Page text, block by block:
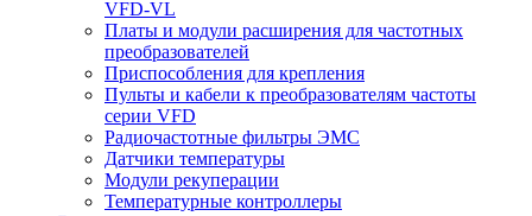
VFD-VL
Платы и модули расширения для частотных
преобразователей
Приспособления для крепления
Пульты и кабели к преобразователям частоты
серии VFD
Радиочастотные фильтры ЭМС
Датчики температуры
Модули рекуперации
Температурные контроллеры